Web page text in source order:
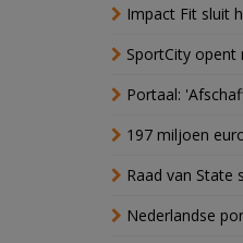
Impact Fit sluit
SportCity opent
Portaal:
197 miljoen
Raad van
Nederlandse